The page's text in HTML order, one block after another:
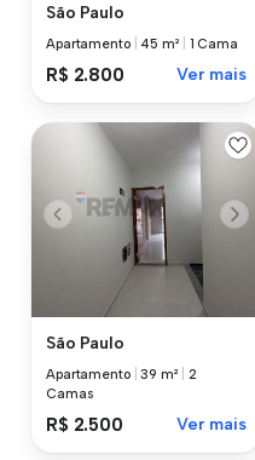
São Paulo
Apartamento 45 m² 1 Cama
R$ 2.800 Ver mais
São Paulo
Apartamento |39 m²
2
Camas
R$ 2.500 Ver mais